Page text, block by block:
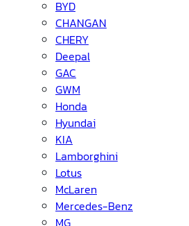
BYD
CHANGAN
CHERY
Deepal
GAC
GWM
Honda
Hyundai
KIA
Lamborghini
Lotus
McLaren
Mercedes-Benz
MG